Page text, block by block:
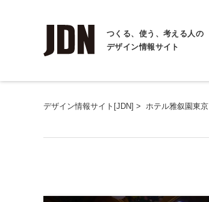
つくる、使う、考える人の
デザイン情報サイト
デザイン情報サイト[JDN] > ホテル雅叙園東京